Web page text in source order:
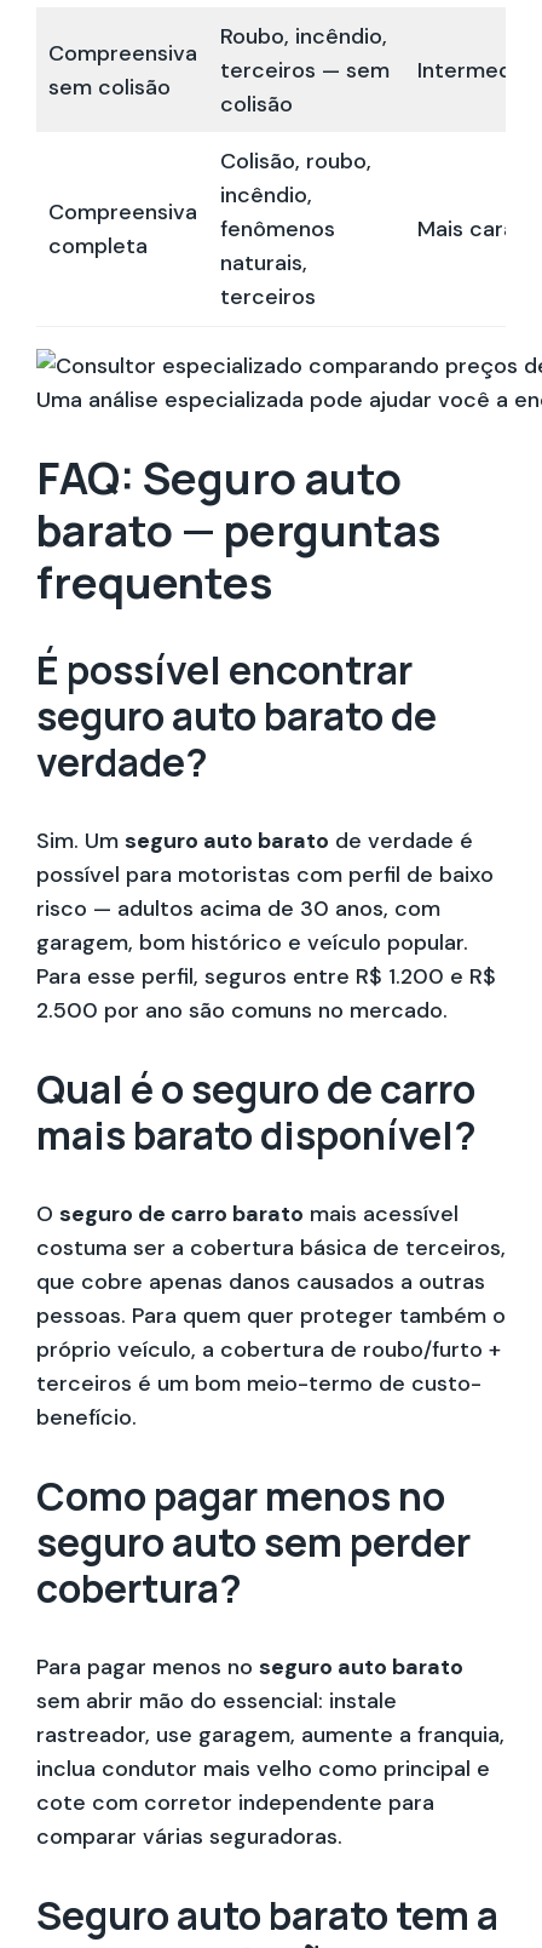
Compreensiva
sem colisão
Roubo, incêndio,
terceiros — sem
colisão
Compreensiva
completa
Colisão, roubo,
incêndio,
fenômenos
naturais,
terceiros
Mais cara
Uma análise especializada pode ajudar você a
FAQ: Seguro auto
barato — perguntas
frequentes
É possível encontrar
seguro auto barato de
verdade?
Sim. Um seguro auto barato de verdade é
possível para motoristas com perfil de baixo
risco — adultos acima de 30 anos, com
garagem, bom histórico e veículo popular.
Para esse perfil, seguros entre R$ 1.200 e R$
2.500 por ano são comuns no mercado.
Qual é o seguro de carro
mais barato disponível?
O seguro de carro barato mais acessível
costuma ser a cobertura básica de terceiros,
que cobre apenas danos causados a outras
pessoas. Para quem quer proteger também o
próprio veículo, a cobertura de roubo/furto +
terceiros é um bom meio-termo de custo-
benefício.
Como pagar menos no
seguro auto sem perder
cobertura?
Para pagar menos no seguro auto barato
sem abrir mão do essencial: instale
rastreador, use garagem, aumente a franquia,
inclua condutor mais velho como principal e
cote com corretor independente para
comparar várias seguradoras.
Seguro auto barato tem a